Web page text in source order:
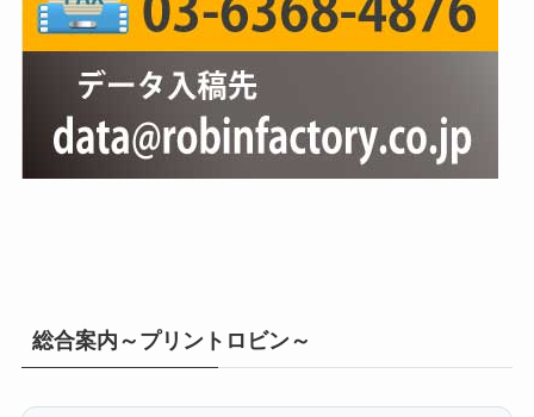
総合案内～プリントロビン～